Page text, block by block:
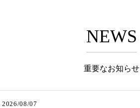
NEWS
重要なお知らせ
2026/08/07